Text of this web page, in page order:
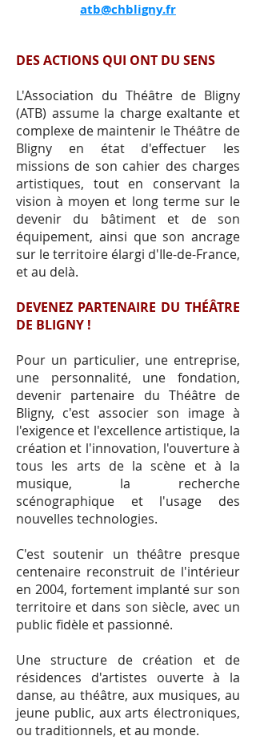
atb@chbligny.fr
DES ACTIONS QUI ONT DU SENS
L'Association du Théâtre de Bligny
(ATB) assume la charge exaltante et
complexe de maintenir le Théâtre de
Bligny en état d'effectuer les
missions de son cahier des charges
artistiques, tout en conservant la
vision à moyen et long terme sur le
devenir du bâtiment et de son
équipement, ainsi que son ancrage
sur le territoire élargi d'Ile-de-France,
et au delà.
DEVENEZ PARTENAIRE DU THÉÂTRE
DE BLIGNY !
Pour un particulier, une entreprise,
une personnalité, une fondation,
devenir partenaire du Théâtre de
Bligny, c'est associer son image à
l'exigence et l'excellence artistique, la
création et l'innovation, l'ouverture à
tous les arts de la scène et à la
musique, la recherche
scénographique et l'usage des
nouvelles technologies.
C'est soutenir un théâtre presque
centenaire reconstruit de l'intérieur
en 2004, fortement implanté sur son
territoire et dans son siècle, avec un
public fidèle et passionné.
Une structure de création et de
résidences d'artistes ouverte à la
danse, au théâtre, aux musiques, au
jeune public, aux arts électroniques,
ou traditionnels, et au monde.